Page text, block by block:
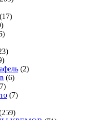
(17)
(2)
(6)
(7)